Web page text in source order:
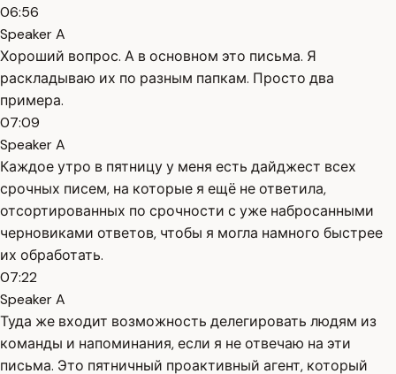
06:56
Speaker A
Хороший вопрос. А в основном это письма. Я
раскладываю их по разным папкам. Просто два
примера.
07:09
Speaker A
Каждое утро в пятницу у меня есть дайджест всех
срочных писем, на которые я ещё не ответила,
отсортированных по срочности с уже набросанными
черновиками ответов, чтобы я могла намного быстрее
их обработать.
07:22
Speaker A
Туда же входит возможность делегировать людям из
команды и напоминания, если я не отвечаю на эти
письма. Это пятничный проактивный агент, который